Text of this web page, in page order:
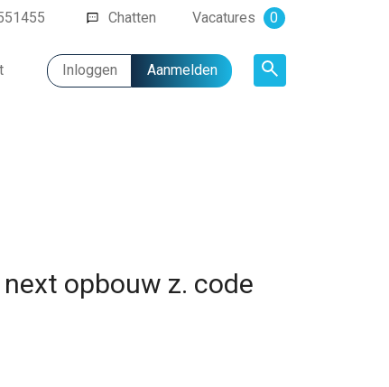
Chatten Vacatures 0
Inloggen Aanmelden
opbouw z. code